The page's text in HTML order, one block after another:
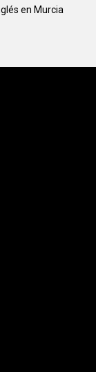
en Murcia